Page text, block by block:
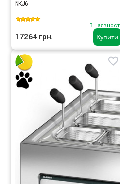
Купити
NKJ6
В наявності
17264 грн.